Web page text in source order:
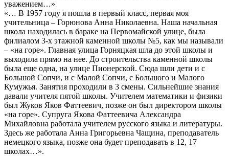
уважением…»
«… В 1957 году я пошла в первый класс, первая моя
учительница – Горюнова Анна Николаевна. Наша начальная
школа находилась в бараке на Первомайской улице, была
филиалом 3-х этажной каменной школы №5, как мы называли
– «на горе». Главная улица Горняцкая шла до этой школы и
выходила прямо на нее. До строительства каменной школы
была еще одна, на улице Пионерской. Сюда шли дети и с
Большой Сопчи, и с Малой Сопчи, с Большого и Малого
Кумужья. Занятия проходили в 3 смены. Сильнейшие знания
давали учителя пятой школы. Учителем математики и физики
был Жуков Яков Фаттеевич, позже он был директором школы
«на горе». Супруга Якова Фаттеевича Александра
Михайловна работала учителем русского языка и литературы.
Здесь же работала Анна Григорьевна Чащина, преподаватель
немецкого языка, позже она будет преподавать в 12, 17
школах…».